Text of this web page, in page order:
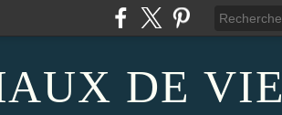
DE VIE